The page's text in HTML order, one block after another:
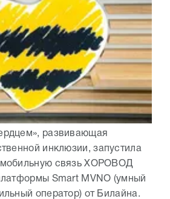
развивающая
инклюзии, запустила
связь ХОРОВОД
Smart MVNO (умный
оператор) от Билайна.